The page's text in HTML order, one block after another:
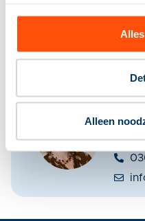
Alleen
socials
Meer